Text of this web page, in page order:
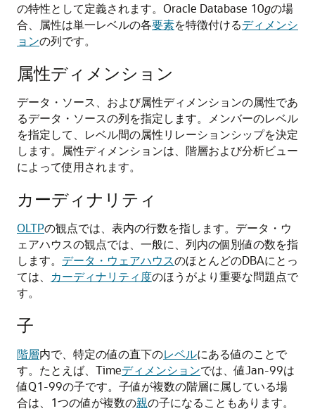
の特性として定義されます。Oracle Database 10gの場
合、属性は単一レベルの各要素を特徴付けるディメンシ
ョンの列です。
属性ディメンション
データ・ソース、および属性ディメンションの属性であ
るデータ・ソースの列を指定します。メンバーのレベル
を指定して、レベル間の属性リレーションシップを決定
します。属性ディメンションは、階層および分析ビュー
によって使用されます。
カーディナリティ
OLTPの観点では、表内の行数を指します。データ・ウ
ェアハウスの観点では、一般に、列内の個別値の数を指
します。 データ・ウェアハウスのほとんどのDBAにとっ
ては、 カーディナリティ度のほうがより重要な問題点で
す。
子
階層内で、特定の値の直下のレベルにある値のことで
す。たとえば、Timeディメンションでは、値Jan-99は
値Q1-99の子です。子値が複数の階層に属している場
合は、1つの値が複数の親の子になることもあります。